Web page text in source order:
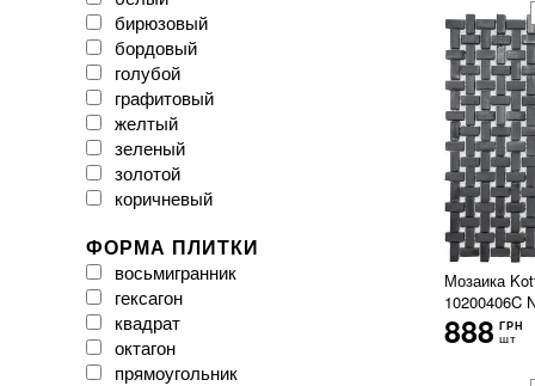
Мозаика
10200406C
888 ГРН
шт
Pamesa Ceramica
Paradyz
Porcelanite Dos
Provenza
RAKO
ROYAL MARBLE
Ragno
Raviraj
Realonda
Rocersa
STM CERAMICS
STN CERAMICA
Saime
Saloni
Stargres
полуполированная
ректифицированная
рельефная
сатиновая
структурная
техническая
утолщенная
широкоформатная
бирюзовый
бордовый
голубой
графитовый
желтый
зеленый
золотой
коричневый
кремовый
оранжевый
розовый
светло-серый
серый
синий
ФОРМА ПЛИТКИ
восьмигранник
гексагон
квадрат
октагон
прямоугольник